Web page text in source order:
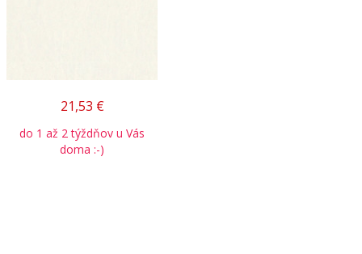
21,53 €
do 1 až 2 týždňov u Vás
doma :-)